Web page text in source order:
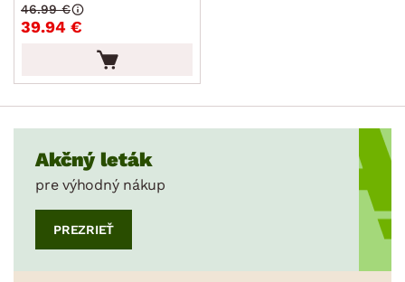
39.94 €
46.99 €
Akčný leták
pre výhodný nákup
PREZRIEŤ